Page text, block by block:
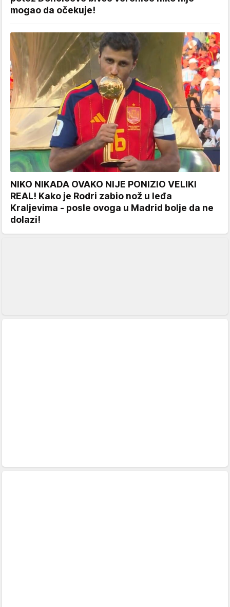
mogao da očekuje!
NIKO NIKADA OVAKO NIJE PONIZIO VELIKI
REAL! Kako je Rodri zabio nož u leđa
Kraljevima - posle ovoga u Madrid bolje da ne
dolazi!